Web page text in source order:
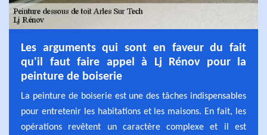
Les arguments qui sont en faveur du fait
qu'il faut faire appel à Lj Rénov pour la
peinture de boiserie
La peinture de boiserie est une des tâches indispensables
pour entretenir les habitations et les maisons. En fait, les
opérations revêtent un caractère complexe et il est